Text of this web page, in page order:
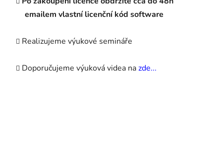
emailem vlastní licenční kód software
Realizujeme výukové semináře
Doporučujeme výuková videa nazde...